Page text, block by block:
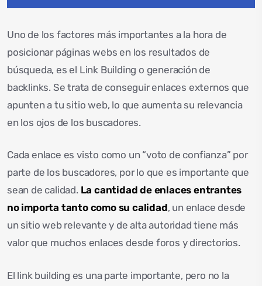
Uno de los factores más importantes a la hora de
posicionar páginas webs en los resultados de
búsqueda, es el Link Building o generación de
backlinks. Se trata de conseguir enlaces externos que
apunten a tu sitio web, lo que aumenta su relevancia
en los ojos de los buscadores.
Cada enlace es visto como un “voto de confianza” por
parte de los buscadores, por lo que es importante que
sean de calidad. La cantidad de enlaces entrantes
no importa tanto como su calidad, un enlace desde
un sitio web relevante y de alta autoridad tiene más
valor que muchos enlaces desde foros y directorios.
El link building es una parte importante, pero no la